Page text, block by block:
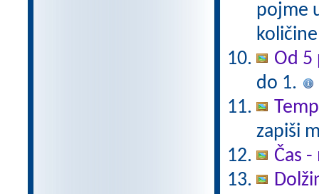
pojme
Od 5
do 1.
zapiši
Čas